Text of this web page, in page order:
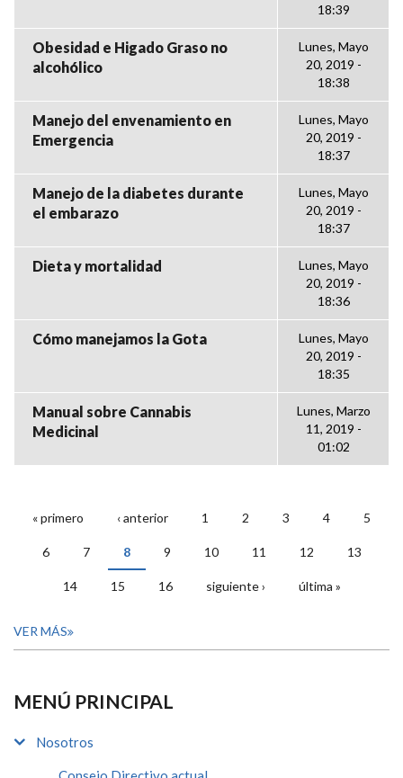
18:39
Obesidad e Higado Graso no
alcohólico
Lunes, Mayo
20, 2019 -
18:38
Manejo del envenamiento en
Emergencia
Lunes, Mayo
20, 2019 -
18:37
Manejo de la diabetes durante
el embarazo
Lunes, Mayo
20, 2019 -
18:37
Dieta y mortalidad
Lunes, Mayo
20, 2019 -
18:36
Cómo manejamos la Gota
Lunes, Mayo
20, 2019 -
18:35
Manual sobre Cannabis
Medicinal
Lunes, Marzo
11, 2019 -
01:02
PÁGINAS
« primero ‹ anterior 1 2 3 4 5
6 7 8 9 10 11 12 13
14 15 16 siguiente › última »
VER MÁS
MENÚ PRINCIPAL
Nosotros